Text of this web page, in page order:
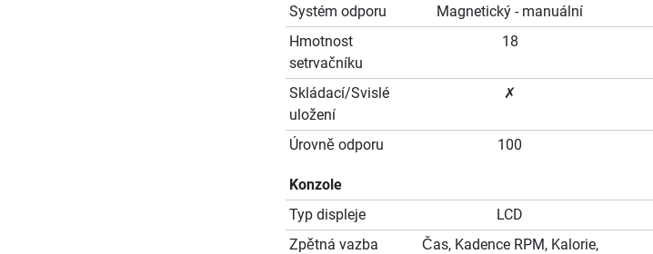
Systém odporu
Magnetický - manuální
Hmotnost
setrvačníku
18
Skládací/Svislé
uložení
✗
Úrovně odporu 100
Konzole
Typ displeje
LCD
Zpětná vazba
Čas, Kadence RPM, Kalorie,